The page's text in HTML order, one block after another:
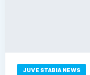
JUVE STABIA NEWS